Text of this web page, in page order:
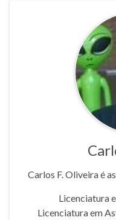
Carlos F. Oliveira é
Licenciatura
Licenciatura em